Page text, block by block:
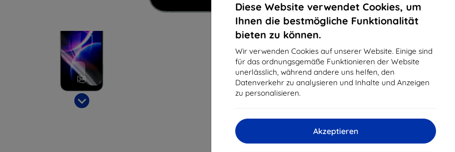
Diese Website verwendet Cookies, um
Ihnen die bestmögliche Funktionalität
bieten zu können.
Wir verwenden Cookies auf unserer Website. Einige sind
für das ordnungsgemäße Funktionieren der Website
unerlässlich, während andere uns helfen, den
Datenverkehr zu analysieren und Inhalte und Anzeigen
zu personalisieren.
Akzeptieren